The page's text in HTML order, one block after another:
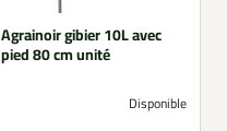
Agrainoir gibier 10L avec
pied 80 cm unité
Disponible